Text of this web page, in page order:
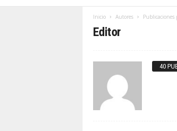
Inicio Autores Publicaciones
Editor
40